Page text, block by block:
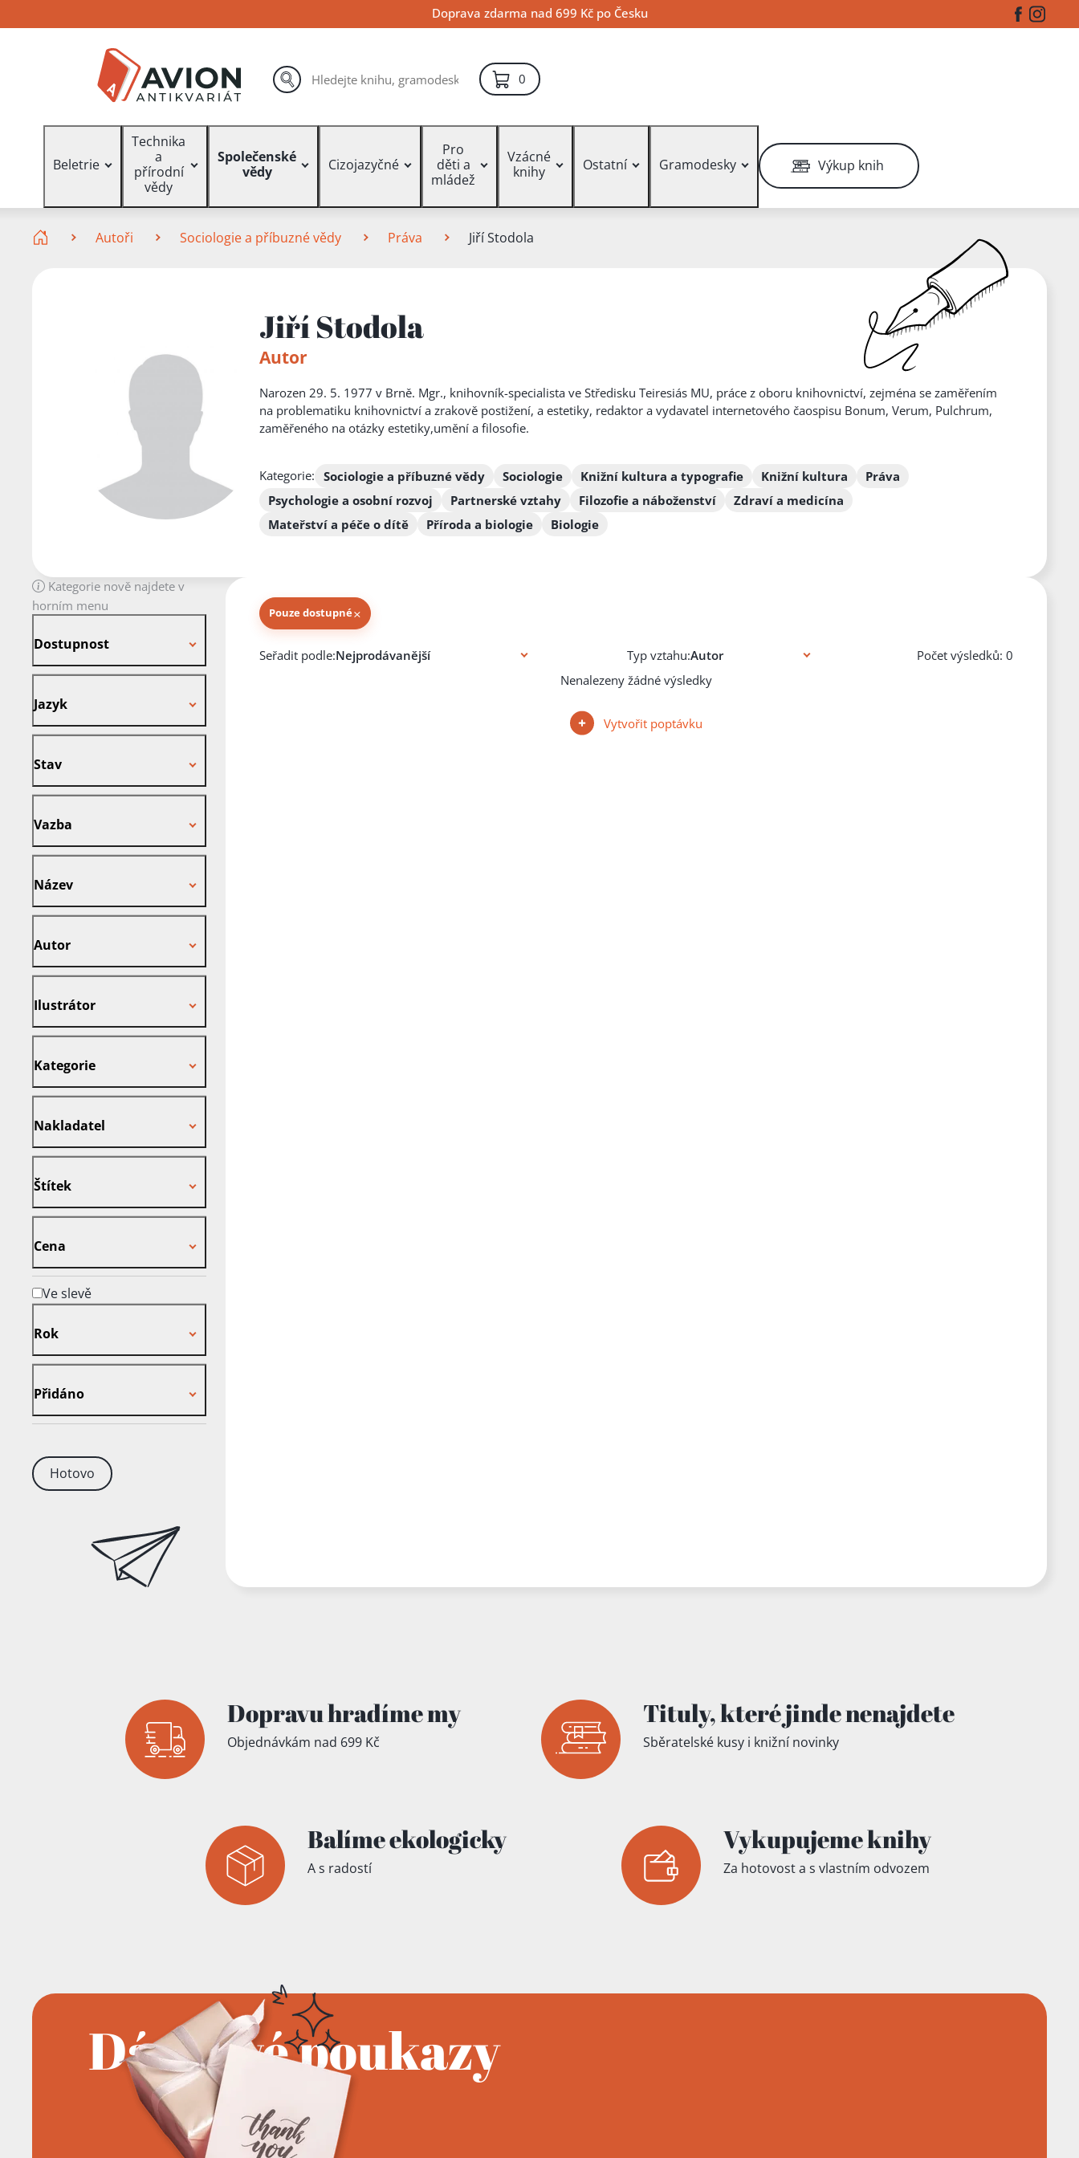
na
na
na
Doprava zdarma nad 699 Kč po Česku Facebook
Vyhledávání hledat
0položek – košík
Beletrie
Technika
a
přírodní
vědy
Společenské
vědy
Cizojazyčné
Pro
děti a
mládež
Vzácné
knihy
Ostatní Gramodesky Výkup knih
Autoři Sociologie a příbuzné vědy Práva Jiří Stodola
Jiří Stodola
Autor
Narozen 29. 5. 1977 v Brně. Mgr., knihovník-specialista ve Středisku Teiresiás MU, práce z oboru knihovnictví, zejména se zaměřením
na problematiku knihovnictví a zrakově postižení, a estetiky, redaktor a vydavatel internetového čaospisu Bonum, Verum, Pulchrum,
zaměřeného na otázky estetiky,umění a filosofie.
Kategorie: Sociologie a příbuzné vědy Sociologie Knižní kultura a typografie Knižní kultura
Práva
Psychologie a osobní rozvoj
Partnerské vztahy Filozofie a náboženství
Zdraví a medicína
Mateřství a péče o dítě
Příroda a biologie Biologie
Kategorie nově najdete v
horním menu
Dostupnost
Jazyk
Stav
Vazba
Název
Autor
Ilustrátor
Kategorie
Nakladatel
Štítek
Cena
Ve slevě
Rok
Přidáno
Hotovo
Pouze dostupné×
Knihy autora
Seřadit podle: Typ vztahu:
Počet výsledků: 0
Nenalezeny žádné výsledky
Vytvořit poptávku
Dopravu hradíme my
Objednávkám nad 699 Kč
Tituly,které jindenenajdete
Sběratelské kusy i knižní novinky
Balíme ekologicky
A s radostí
Vykupujeme knihy
Za hotovost a s vlastním odvozem
Dárkové poukazy
Přidáno do košíku!